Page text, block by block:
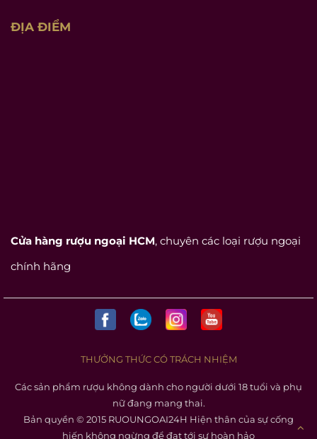
ĐỊA ĐIỂM
Cửa hàng rượu ngoại HCM, chuyên các loại rượu ngoại
chính hãng
THƯỞNG THỨC CÓ TRÁCH NHIỆM
Các sản phẩm rượu không dành cho người dưới 18 tuổi và phụ
nữ đang mang thai.
Bản quyền © 2015 RUOUNGOAI24H Hiện thân của sự cống
hiến không ngừng để đạt tới sự hoàn hảo